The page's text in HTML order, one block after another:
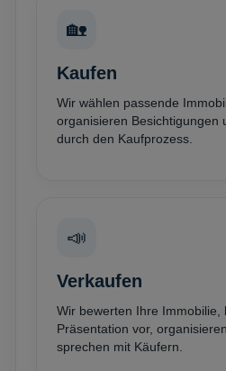
🏡
Kaufen
Wir wählen passende
organisieren Besichtigungen
durch den Kaufprozess.
📣
Verkaufen
Wir bewerten Ihre Immobilie,
Präsentation vor,
sprechen mit Käufern.